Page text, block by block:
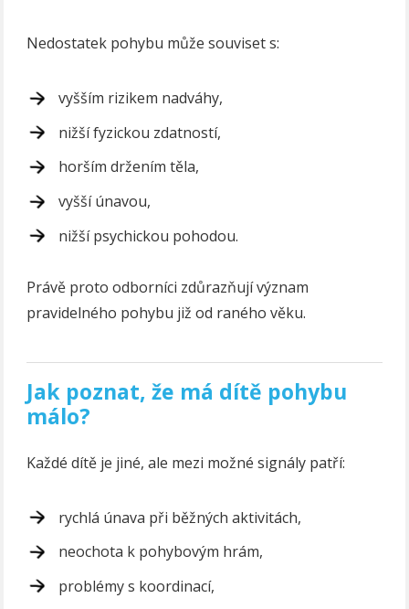
Nedostatek pohybu může souviset s:
vyšším rizikem nadváhy,
nižší fyzickou zdatností,
horším držením těla,
vyšší únavou,
nižší psychickou pohodou.
Právě proto odborníci zdůrazňují význam
pravidelného pohybu již od raného věku.
Jak poznat, že má dítě pohybu
málo?
Každé dítě je jiné, ale mezi možné signály patří:
rychlá únava při běžných aktivitách,
neochota k pohybovým hrám,
problémy s koordinací,